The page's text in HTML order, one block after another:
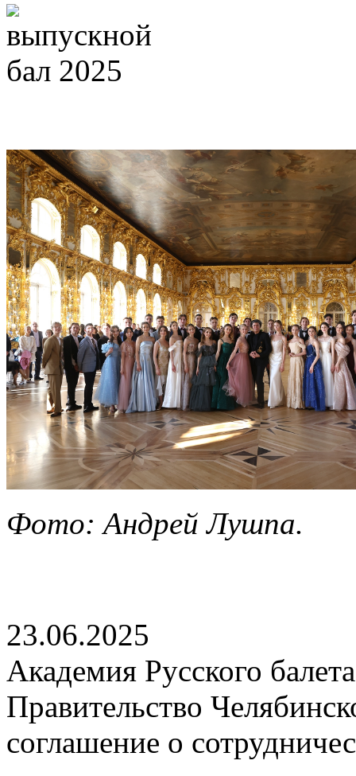
Фото: Андрей Лушпа.
23.06.2025
Академия Русского
Правительство
соглашение о